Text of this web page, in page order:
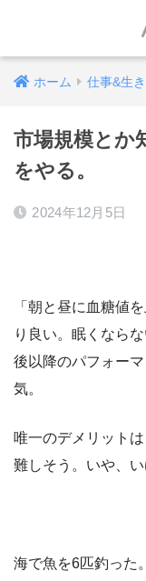
ホーム 仕事&生
市場規模とか
をやる。
2024年12月5日
「朝と昼に血糖値
り良い。眠くなら
後以降のパフォー
気。
唯一のデメリット
難しそう。いや、い
海で魚を6匹釣った。